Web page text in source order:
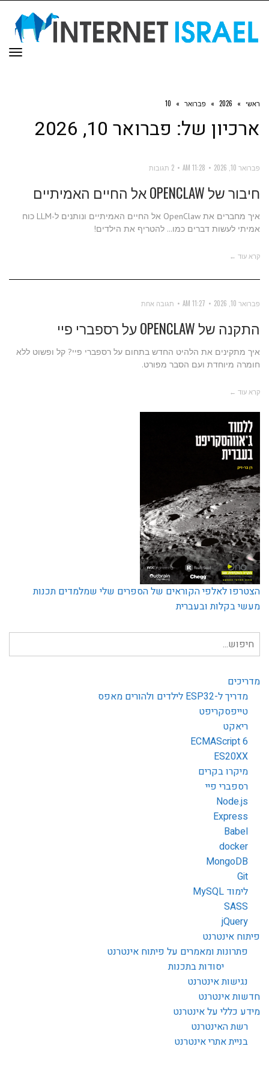
ראשי »
2026
» פברואר »
10
ארכיון של: פברואר 10, 2026
פברואר 10, 2026 11:28 AM 2 תגובות
חיבור של OPENCLAW אל החיים האמיתיים
איך מחברים את OpenClaw אל החיים האמיתיים ונותנים ל-LLM כוח
אמיתי לעשות דברים כמו... להטריף את הילדים!
קרא עוד ←
פברואר 10, 2026 11:27 AM תגובה אחת
התקנה של OPENCLAW על רספברי פיי
איך מתקינים את הלהיט החדש בתחום על רספברי פיי? קל ופשוט ללא
חומרה מיוחדת ועם הסבר מפורט.
קרא עוד ←
הצטרפו לאלפי הקוראים של הספרים שלי שמלמדים תכנות
מעשי בקלות ובעברית
חיפוש
עבור:
מדריכים
מדריך ל-ESP32 לילדים ולהורים מאפס
טייפסקריפט
ריאקט
ECMAScript 6
ES20XX
מיקרו בקרים
רספברי פיי
Node.js
Express
Babel
docker
MongoDB
Git
לימוד MySQL
SASS
jQuery
פיתוח אינטרנט
פתרונות ומאמרים על פיתוח אינטרנט
יסודות בתכנות
נגישות אינטרנט
חדשות אינטרנט
מידע כללי על אינטרנט
רשת האינטרנט
בניית אתרי אינטרנט